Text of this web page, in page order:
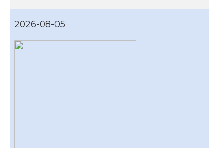
2026-08-05